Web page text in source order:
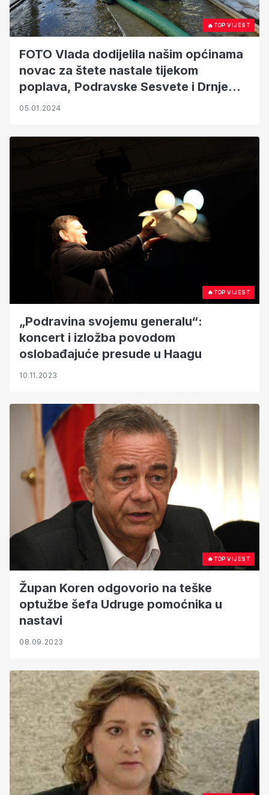
🔥TOP VIJEST
FOTO Vlada dodijelila našim općinama
novac za štete nastale tijekom
poplava, Podravske Sesvete i Drnje
dobile najviše u Koprivničko
05.01.2024
🔥TOP VIJEST
„Podravina svojemu generalu“:
koncert i izložba povodom
oslobađajuće presude u Haagu
10.11.2023
🔥TOP VIJEST
Župan Koren odgovorio na teške
optužbe šefa Udruge pomoćnika u
nastavi
08.09.2023